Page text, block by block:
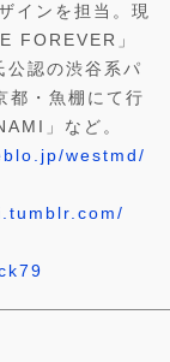
インを担当。現
FOREVER」
認の渋谷系パ
・魚棚にて行
」など。
westmd/